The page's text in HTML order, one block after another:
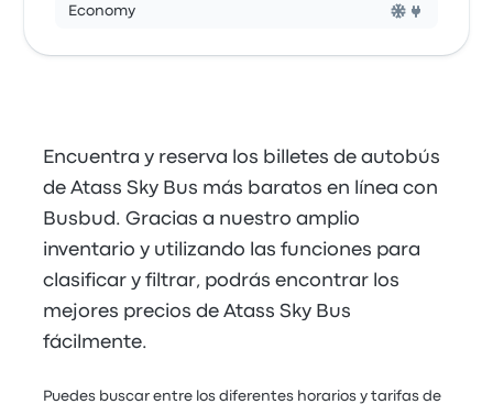
Economy
Encuentra y reserva los billetes de autobús
de Atass Sky Bus más baratos en línea con
Busbud. Gracias a nuestro amplio
inventario y utilizando las funciones para
clasificar y filtrar, podrás encontrar los
mejores precios de Atass Sky Bus
fácilmente.
Puedes buscar entre los diferentes horarios y tarifas de